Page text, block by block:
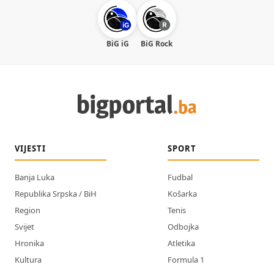
BiG iG BiG Rock
VIJESTI
Banja Luka
Republika Srpska / BiH
Region
Svijet
Hronika
Kultura
SPORT
Fudbal
Košarka
Tenis
Odbojka
Atletika
Formula 1